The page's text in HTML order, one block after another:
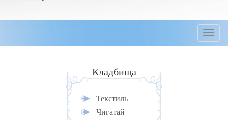
Кладбища
Текстиль
Чигатай